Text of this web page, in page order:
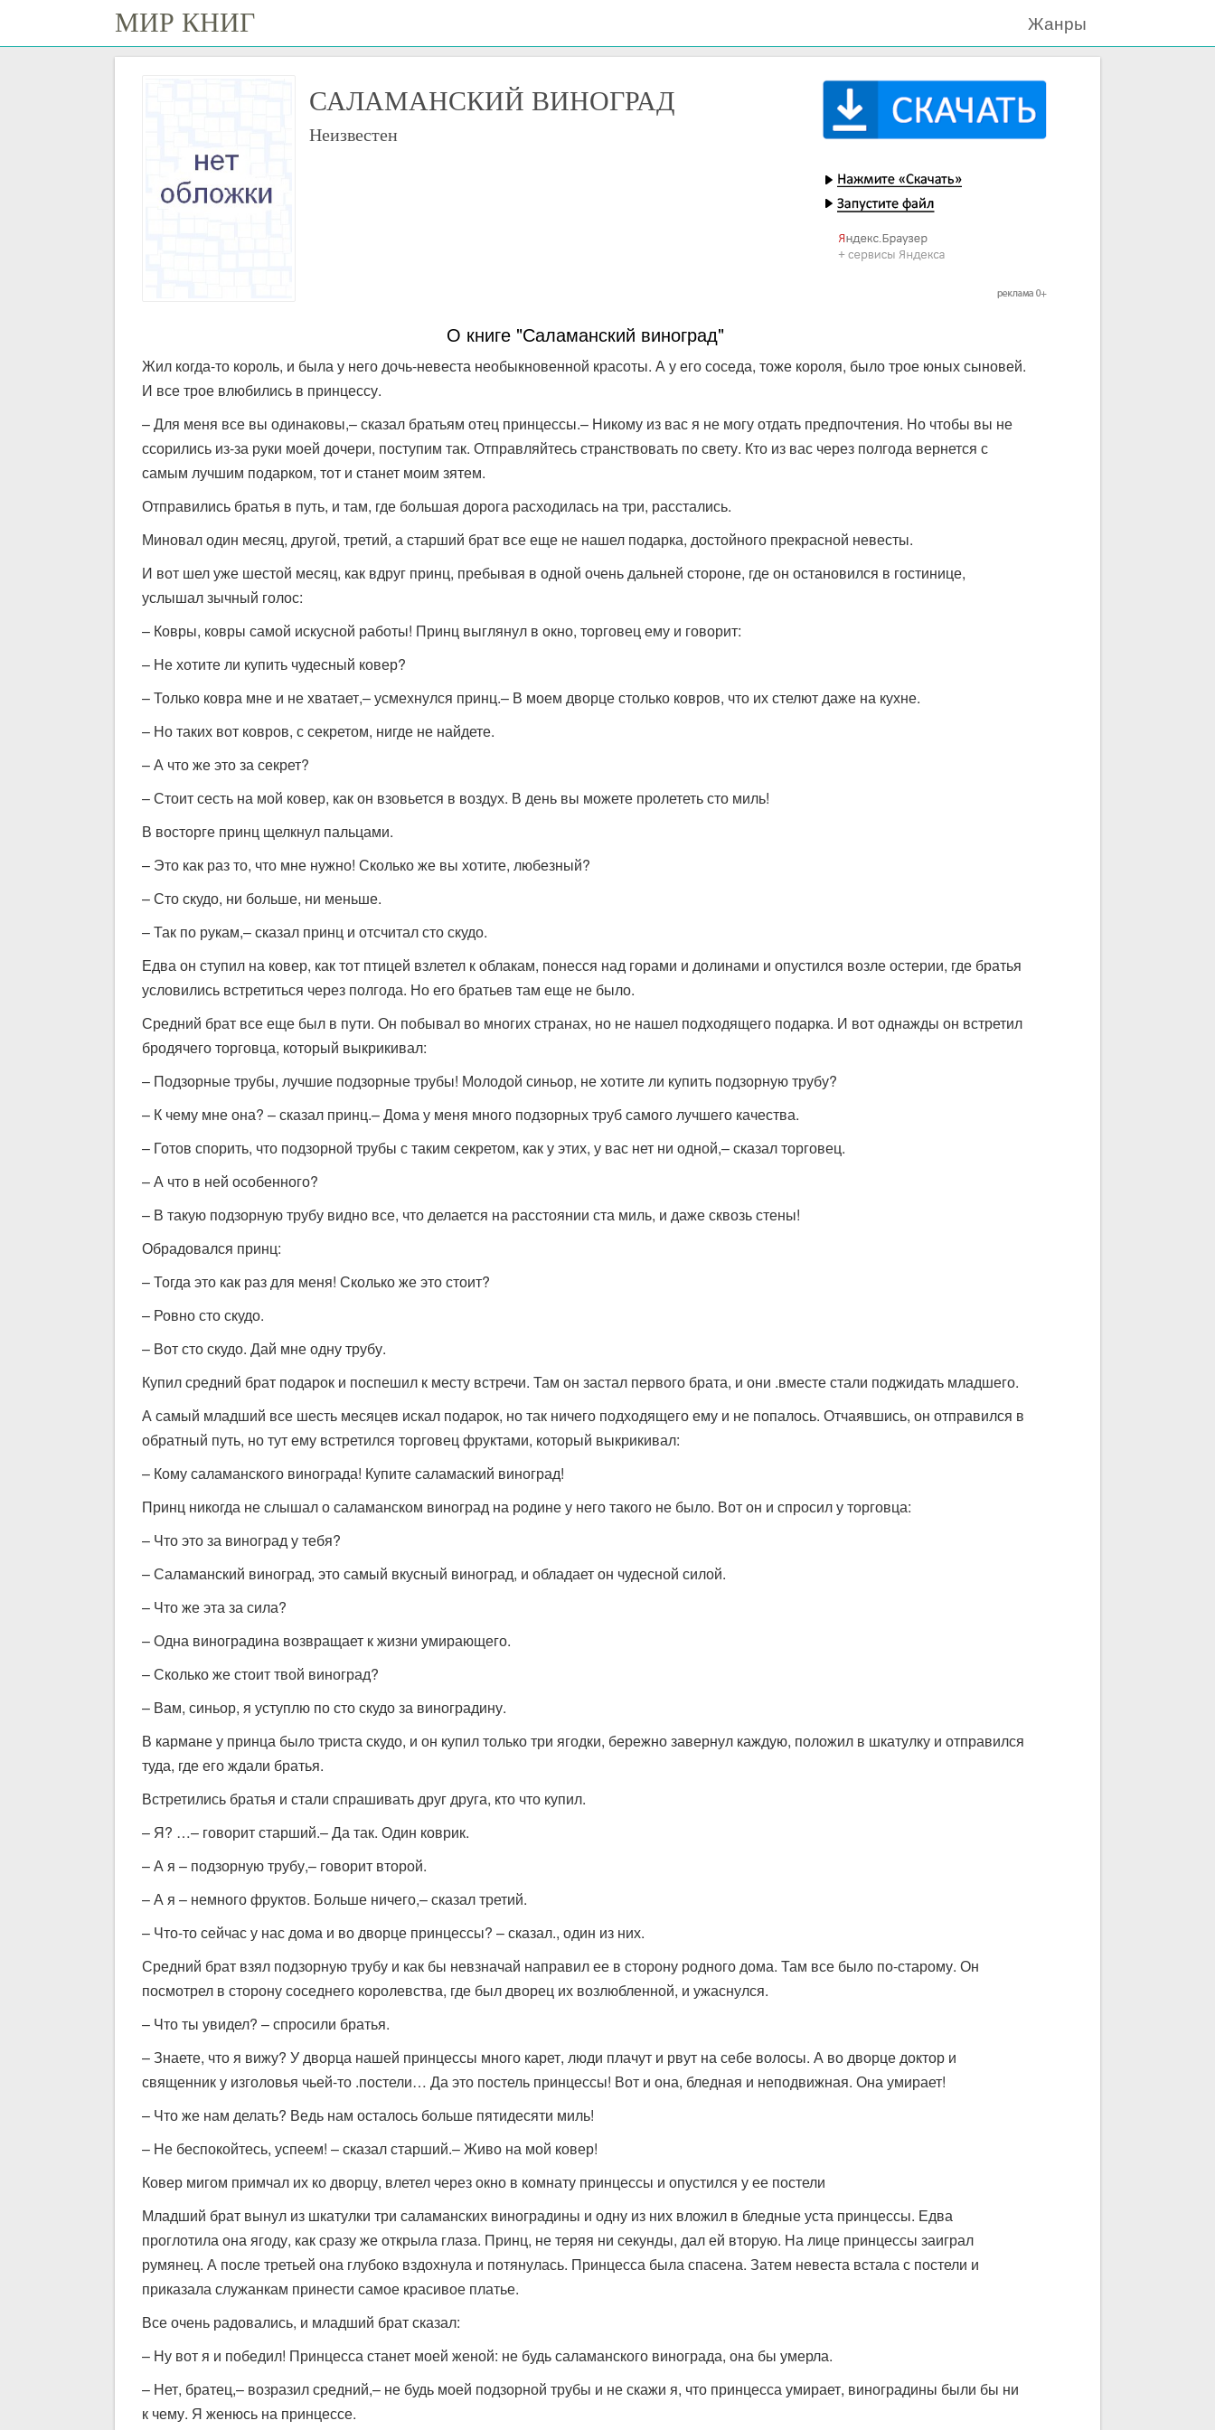
МИР КНИГ Жанры
САЛАМАНСКИЙ ВИНОГРАД
Неизвестен
О книге "Саламанский виноград"
Жил когда-то король, и была у него дочь-невеста необыкновенной красоты. А у его соседа, тоже короля, было трое юных сыновей.
И все трое влюбились в принцессу.
– Для меня все вы одинаковы,– сказал братьям отец принцессы.– Никому из вас я не могу отдать предпочтения. Но чтобы вы не
ссорились из-за руки моей дочери, поступим так. Отправляйтесь странствовать по свету. Кто из вас через полгода вернется с
самым лучшим подарком, тот и станет моим зятем.
Отправились братья в путь, и там, где большая дорога расходилась на три, расстались.
Миновал один месяц, другой, третий, а старший брат все еще не нашел подарка, достойного прекрасной невесты.
И вот шел уже шестой месяц, как вдруг принц, пребывая в одной очень дальней стороне, где он остановился в гостинице,
услышал зычный голос:
– Ковры, ковры самой искусной работы! Принц выглянул в окно, торговец ему и говорит:
– Не хотите ли купить чудесный ковер?
– Только ковра мне и не хватает,– усмехнулся принц.– В моем дворце столько ковров, что их стелют даже на кухне.
– Но таких вот ковров, с секретом, нигде не найдете.
– А что же это за секрет?
– Стоит сесть на мой ковер, как он взовьется в воздух. В день вы можете пролететь сто миль!
В восторге принц щелкнул пальцами.
– Это как раз то, что мне нужно! Сколько же вы хотите, любезный?
– Сто скудо, ни больше, ни меньше.
– Так по рукам,– сказал принц и отсчитал сто скудо.
Едва он ступил на ковер, как тот птицей взлетел к облакам, понесся над горами и долинами и опустился возле остерии, где братья
условились встретиться через полгода. Но его братьев там еще не было.
Средний брат все еще был в пути. Он побывал во многих странах, но не нашел подходящего подарка. И вот однажды он встретил
бродячего торговца, который выкрикивал:
– Подзорные трубы, лучшие подзорные трубы! Молодой синьор, не хотите ли купить подзорную трубу?
– К чему мне она? – сказал принц.– Дома у меня много подзорных труб самого лучшего качества.
– Готов спорить, что подзорной трубы с таким секретом, как у этих, у вас нет ни одной,– сказал торговец.
– А что в ней особенного?
– В такую подзорную трубу видно все, что делается на расстоянии ста миль, и даже сквозь стены!
Обрадовался принц:
– Тогда это как раз для меня! Сколько же это стоит?
– Ровно сто скудо.
– Вот сто скудо. Дай мне одну трубу.
Купил средний брат подарок и поспешил к месту встречи. Там он застал первого брата, и они .вместе стали поджидать младшего.
А самый младший все шесть месяцев искал подарок, но так ничего подходящего ему и не попалось. Отчаявшись, он отправился в
обратный путь, но тут ему встретился торговец фруктами, который выкрикивал:
– Кому саламанского винограда! Купите саламаский виноград!
Принц никогда не слышал о саламанском виноград на родине у него такого не было. Вот он и спросил у торговца:
– Что это за виноград у тебя?
– Саламанский виноград, это самый вкусный виноград, и обладает он чудесной силой.
– Что же эта за сила?
– Одна виноградина возвращает к жизни умирающего.
– Сколько же стоит твой виноград?
– Вам, синьор, я уступлю по сто скудо за виноградину.
В кармане у принца было триста скудо, и он купил только три ягодки, бережно завернул каждую, положил в шкатулку и отправился
туда, где его ждали братья.
Встретились братья и стали спрашивать друг друга, кто что купил.
– Я? …– говорит старший.– Да так. Один коврик.
– А я – подзорную трубу,– говорит второй.
– А я – немного фруктов. Больше ничего,– сказал третий.
– Что-то сейчас у нас дома и во дворце принцессы? – сказал., один из них.
Средний брат взял подзорную трубу и как бы невзначай направил ее в сторону родного дома. Там все было по-старому. Он
посмотрел в сторону соседнего королевства, где был дворец их возлюбленной, и ужаснулся.
– Что ты увидел? – спросили братья.
– Знаете, что я вижу? У дворца нашей принцессы много карет, люди плачут и рвут на себе волосы. А во дворце доктор и
священник у изголовья чьей-то .постели… Да это постель принцессы! Вот и она, бледная и неподвижная. Она умирает!
– Что же нам делать? Ведь нам осталось больше пятидесяти миль!
– Не беспокойтесь, успеем! – сказал старший.– Живо на мой ковер!
Ковер мигом примчал их ко дворцу, влетел через окно в комнату принцессы и опустился у ее постели
Младший брат вынул из шкатулки три саламанских виноградины и одну из них вложил в бледные уста принцессы. Едва
проглотила она ягоду, как сразу же открыла глаза. Принц, не теряя ни секунды, дал ей вторую. На лице принцессы заиграл
румянец. А после третьей она глубоко вздохнула и потянулась. Принцесса была спасена. Затем невеста встала с постели и
приказала служанкам принести самое красивое платье.
Все очень радовались, и младший брат сказал:
– Ну вот я и победил! Принцесса станет моей женой: не будь саламанского винограда, она бы умерла.
– Нет, братец,– возразил средний,– не будь моей подзорной трубы и не скажи я, что принцесса умирает, виноградины были бы ни
к чему. Я женюсь на принцессе.